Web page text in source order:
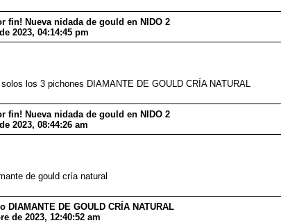
fin! Nueva nidada de gould en NIDO 2
2023, 04:14:45 pm
los 3 pichones DIAMANTE DE GOULD CRÍA NATURAL
fin! Nueva nidada de gould en NIDO 2
2023, 08:44:26 am
de gould cría natural
DE GOULD CRÍA NATURAL
de 2023, 12:40:52 am